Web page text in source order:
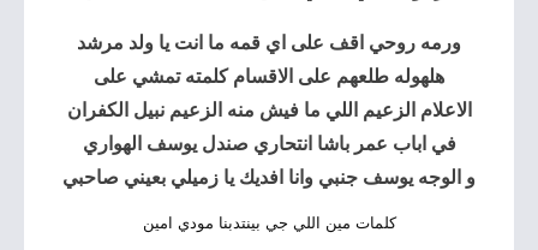
ورمه روحي اقف على اي قمه ما انت يا ولد مرشد
هلهوله طلعهم على الاقسام كلمته تمشي على
الاعلام الزعيم اللي ما فيش منه الزعيم نبيل الكفران
في اباب عمر باشا انتحاري صندل يوسف الهواري
و الوجه يوسف جنبي وانا افديك يا زميلي بعيني صاحبي
كلمات مين اللي جي بينتدبنا مودي امين